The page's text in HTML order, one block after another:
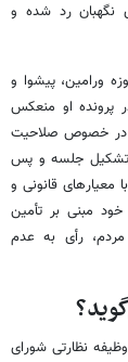
نگهبان رد شده و
ورامین، پیشوا و
پرونده او منعکس
در خصوص صلاحیت
تشکیل جلسه و پس
معیارهای قانونی و
مبنی بر تأمین
مردم، رأی به عدم
وظیفه نظارتی شورای